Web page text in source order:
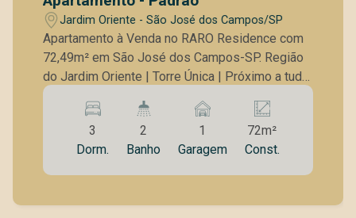
Jardim Oriente - São José dos Campos/SP
Apartamento à Venda no RARO Residence com
72,49m² em São José dos Campos-SP. Região
do Jardim Oriente | Torre Única | Próximo a tudo
que você precisa! Detalhes do Imóvel: - 72,49
m² de área privativa - 3 dormitórios sendo uma
Suíte - 2 banheiros - 2 varandas - 1 vaga de
garagem coberta - A 400 metros do Shopping
Oriente - Andar alto Diferenciais Acesso com
coletiva(s) Rede de tratamento de esgoto
3
Dorm.
2
Banho
1
Garagem
72m²
Const.